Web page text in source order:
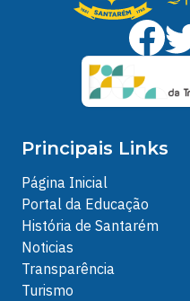
Principais Links
Página Inicial
Portal da Educação
História de Santarém
Noticias
Transparência
Turismo